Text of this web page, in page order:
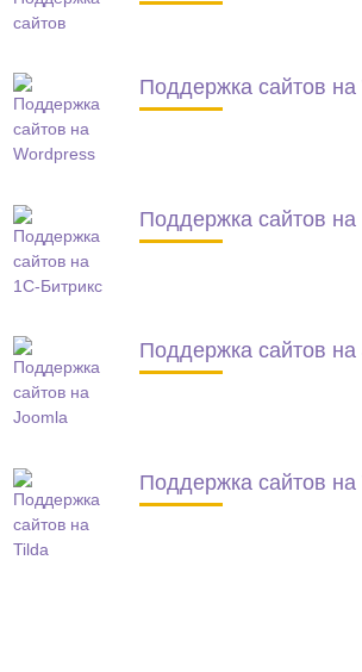
Поддержка сайтов
Поддержка сайтов
Поддержка сайтов на
Поддержка сайтов на